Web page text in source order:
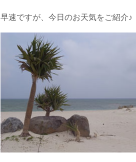
早速ですが、今日のお天気をご紹介♪